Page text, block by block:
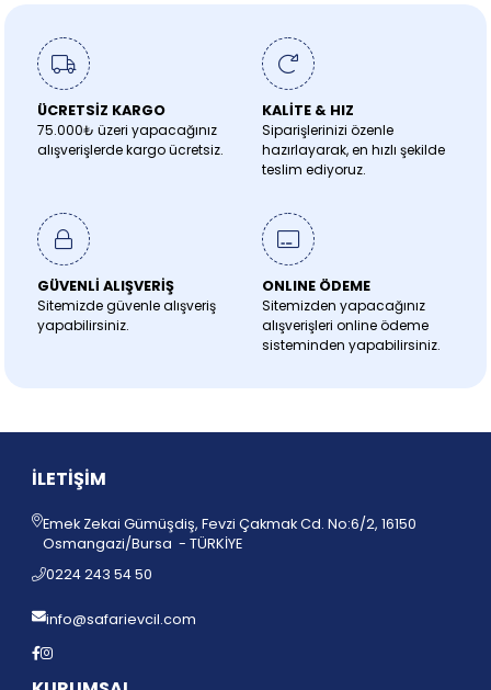
ÜCRETSİZ KARGO
75.000₺ üzeri yapacağınız
alışverişlerde kargo ücretsiz.
KALİTE & HIZ
Siparişlerinizi özenle
hazırlayarak, en hızlı şekilde
teslim ediyoruz.
GÜVENLİ ALIŞVERİŞ
Sitemizde güvenle alışveriş
yapabilirsiniz.
ONLINE ÖDEME
Sitemizden yapacağınız
alışverişleri online ödeme
sisteminden yapabilirsiniz.
İLETİŞİM
Emek Zekai Gümüşdiş, Fevzi Çakmak Cd. No:6/2, 16150
Osmangazi/Bursa - TÜRKİYE
0224 243 54 50
info@safarievcil.com